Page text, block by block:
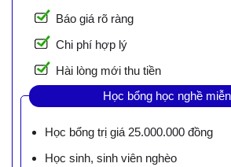
Báo giá rõ ràng
Chi phí hợp lý
Hài lòng mới thu tiền
Học bổng học nghề
Học bổng trị giá 25.000.000 đồng
Học sinh, sinh viên nghèo